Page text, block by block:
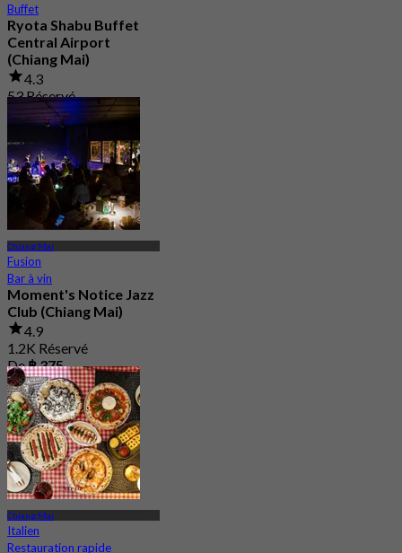
Buffet
Ryota Shabu Buffet
Central Airport
(Chiang Mai)
4.3
53 Réservé
฿ 234
Chiang Mai
Fusion
Bar à vin
Moment's Notice Jazz
Club (Chiang Mai)
4.9
1.2K Réservé
De฿ 375
Chiang Mai
Italien
Restauration rapide